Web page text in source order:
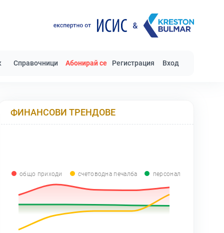
Справочници Абонирай се Регистрация Вход
ФИНАНСОВИ ТРЕНДОВЕ
общо приходи счетоводна печалба персонал